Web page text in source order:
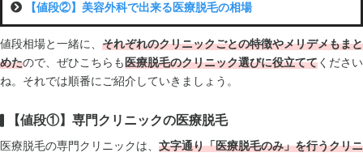
【値段②】美容外科で出来る医療脱毛の相場
値段相場と一緒に、 それぞれのクリニックごとの特徴やメリデメもまと
めたので、ぜひこちらも医療脱毛のクリニック選びに役立ててください
ね。それでは順番にご紹介していきましょう。
【値段①】専門クリニックの医療脱毛
医療脱毛の専門クリニックは、 文字通り「医療脱毛のみ」を行うクリニ